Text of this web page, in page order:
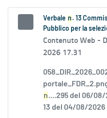
Verbale n . 13
Pubblico per la
Contenuto Web -
2026 17.31
n....295 del 06/
13 del 04/08/2026